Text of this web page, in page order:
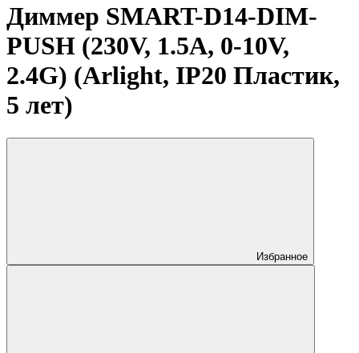
Диммер SMART-D14-DIM-
PUSH (230V, 1.5А, 0-10V,
2.4G) (Arlight, IP20 Пластик,
5 лет)
Избранное